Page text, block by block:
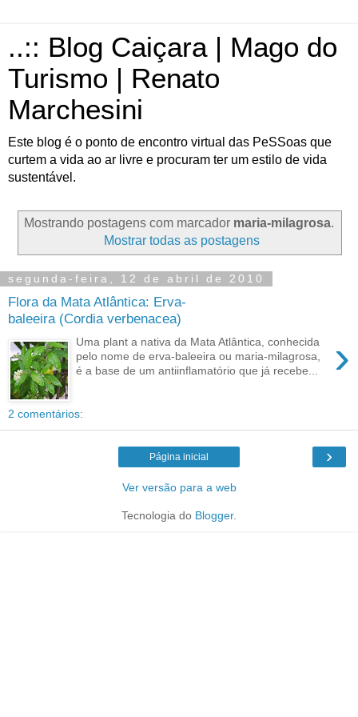
..:: Blog Caiçara | Mago do
Turismo | Renato
Marchesini
Este blog é o ponto de encontro virtual das PeSSoas que
curtem a vida ao ar livre e procuram ter um estilo de vida
sustentável.
Mostrando postagens com marcador maria-milagrosa.
Mostrar todas as postagens
segunda-feira, 12 de abril de 2010
Flora da Mata Atlântica: Erva-
baleeira (Cordia verbenacea)
›
Uma plant a nativa da Mata Atlântica, conhecida
pelo nome de erva-baleeira ou maria-milagrosa,
é a base de um antiinflamatório que já recebe...
2 comentários:
›
Página inicial
Ver versão para a web
Tecnologia do Blogger.